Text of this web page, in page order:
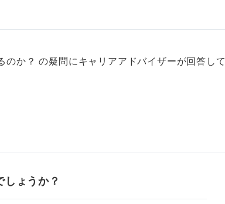
のか？ の疑問にキャリアアドバイザーが回答して
しょうか？